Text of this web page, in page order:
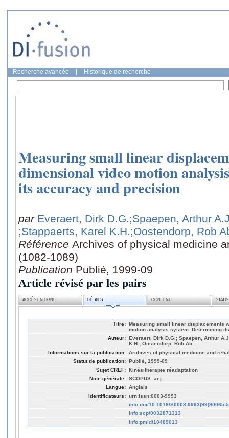
Recherche avancée Historique de recherche
Measuring small linear
dimensional video motion
its accuracy and precision
par Everaert, Dirk D.G.;Spaepen, Arthur
;Stappaerts, Karel K.H.;Oostendorp, Rob
Référence Archives of physical medicine
(1082-1089)
Publication Publié, 1999-09
Article révisé par les pairs
ACCÈS EN LIGNE DÉTAILS CONTENU
Titre: Measuring small linear displacements
motion analysis system: Determining
Auteur: Everaert, Dirk D.G.; Spaepen, Arthur
K.H.; Oostendorp, Rob Ab
Informations sur la publication: Archives of physical medicine and
Statut de publication: Publié, 1999-09
Sujet CREF: Kinésithérapie réadaptation
Note générale: SCOPUS: ar.j
Langue: Anglais
Identificateurs: urn:issn:0003-9993
info:doi/10.1016/S0003-9993(99)90065-5
info:scp/0032871313
info:pmid/10489013